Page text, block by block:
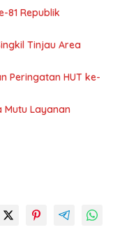
81 Republik
Tinjau Area
Peringatan HUT ke-
Mutu Layanan